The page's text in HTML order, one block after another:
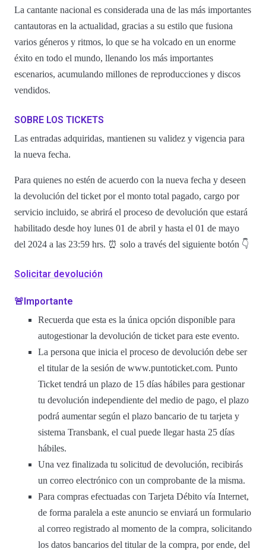
La cantante nacional es considerada una de las más importantes
cantautoras en la actualidad, gracias a su estilo que fusiona
varios géneros y ritmos, lo que se ha volcado en un enorme
éxito en todo el mundo, llenando los más importantes
escenarios, acumulando millones de reproducciones y discos
vendidos.
SOBRE LOS TICKETS
Las entradas adquiridas, mantienen su validez y vigencia para
la nueva fecha.
Para quienes no estén de acuerdo con la nueva fecha y deseen
la devolución del ticket por el monto total pagado, cargo por
servicio incluido, se abrirá el proceso de devolución que estará
habilitado desde hoy lunes 01 de abril y hasta el 01 de mayo
del 2024 a las 23:59 hrs. ⏰ solo a través del siguiente botón 👇
Solicitar devolución
🚨Importante
Recuerda que esta es la única opción disponible para
autogestionar la devolución de ticket para este evento.
La persona que inicia el proceso de devolución debe ser
el titular de la sesión de www.puntoticket.com. Punto
Ticket tendrá un plazo de 15 días hábiles para gestionar
tu devolución independiente del medio de pago, el plazo
podrá aumentar según el plazo bancario de tu tarjeta y
sistema Transbank, el cual puede llegar hasta 25 días
hábiles.
Una vez finalizada tu solicitud de devolución, recibirás
un correo electrónico con un comprobante de la misma.
Para compras efectuadas con Tarjeta Débito vía Internet,
de forma paralela a este anuncio se enviará un formulario
al correo registrado al momento de la compra, solicitando
los datos bancarios del titular de la compra, por ende, del